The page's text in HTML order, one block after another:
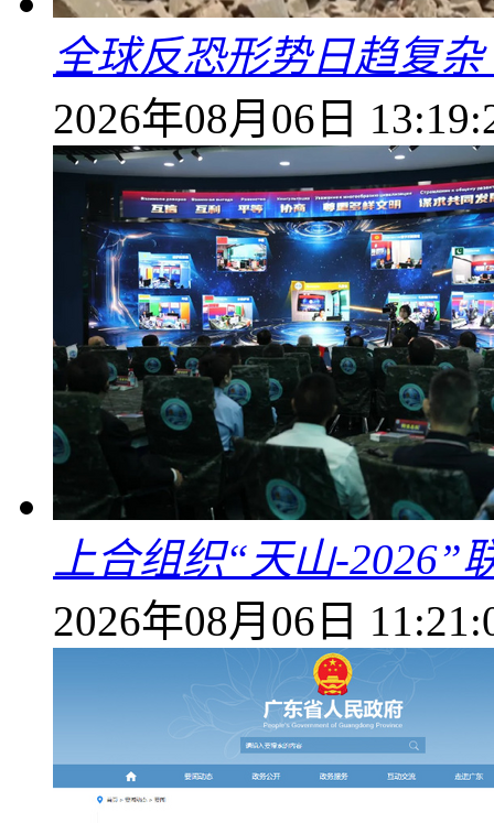
全球反恐形势日趋复
2026年08月06日
上合组织“天山-2026”
2026年08月06日